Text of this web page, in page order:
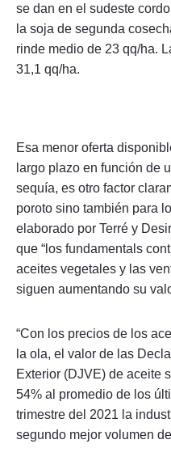
se dan en el sudeste
la soja de segunda
rinde medio de 23 qq/ha.
31,1 qq/ha.
Esa menor oferta
largo plazo en función de
sequía, es otro factor
poroto sino también para
elaborado por Terré y
que “los fundamentals
aceites vegetales y las
siguen aumentando su
“Con los precios de los
la ola, el valor de las
Exterior (DJVE) de aceite
54% al promedio de los
trimestre del 2021 la
segundo mejor volumen